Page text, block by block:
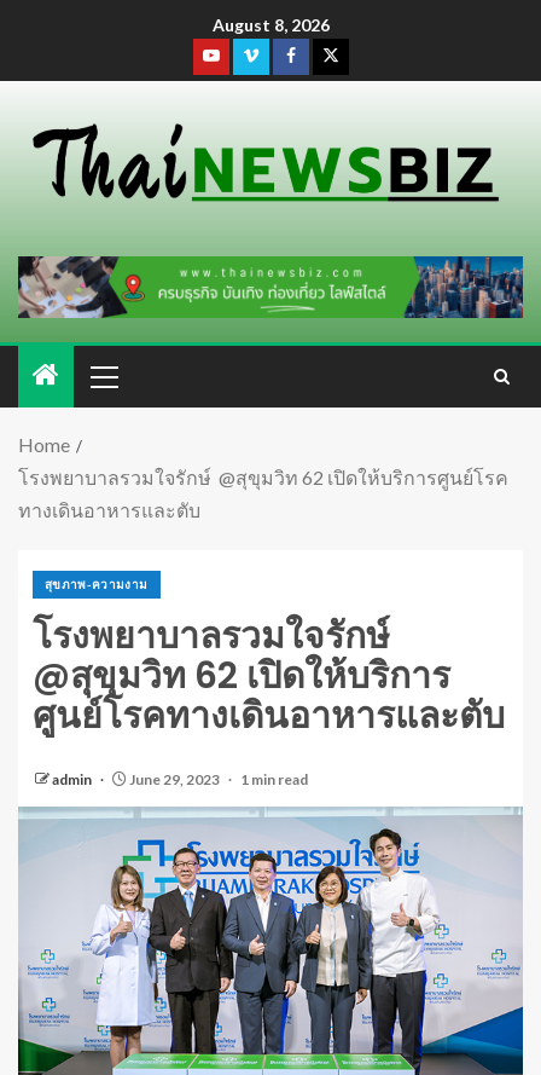
August 8, 2026
Home
โรงพยาบาลรวมใจรักษ์ @สุขุมวิท 62 เปิดให้บริการศูนย์โรค
ทางเดินอาหารและตับ
สุขภาพ-ความงาม
โรงพยาบาลรวมใจรักษ์
@สุขุมวิท 62 เปิดให้บริการ
ศูนย์โรคทางเดินอาหารและตับ
admin June 29, 2023 1 min read